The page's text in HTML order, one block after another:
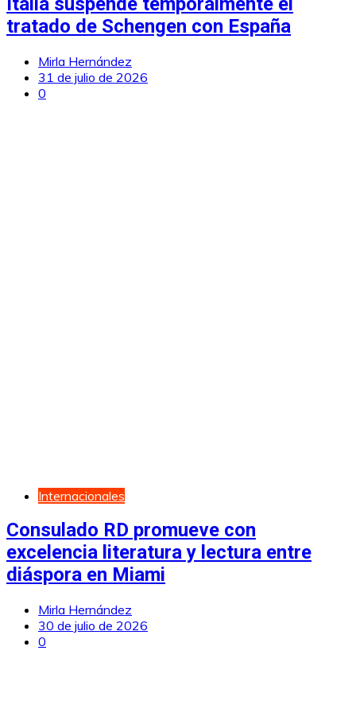
tratado de Schengen con España
Mirla Hernández
31 de julio de 2026
0
Internacionales
Consulado RD promueve con
excelencia literatura y lectura entre
diáspora en Miami
Mirla Hernández
30 de julio de 2026
0